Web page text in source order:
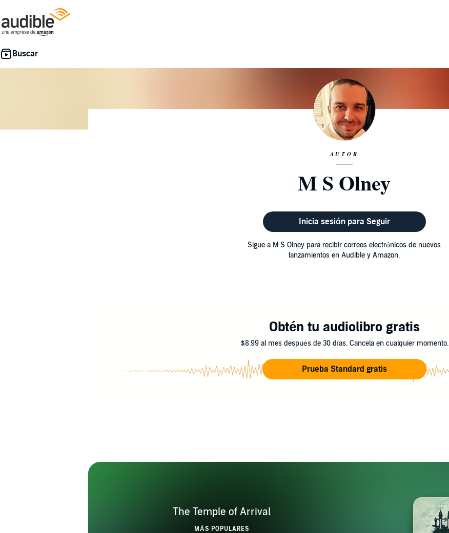
AUTOR
M S Olney
Inicia sesión para Seguir
Sigue a M S Olney para recibir correos electrónicos de nuevos
lanzamientos en Audible y Amazon.
Obtén tu audiolibro gratis
$8.99 al mes después de 30 días. Cancela en cualquier momento.
Prueba Standard gratis
The Temple of Arrival
MÁS POPULARES